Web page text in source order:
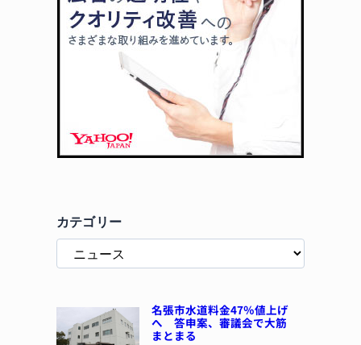
カテゴリー
名張市水道料金47％値上げ
へ 答申案、審議会で大筋
まとまる